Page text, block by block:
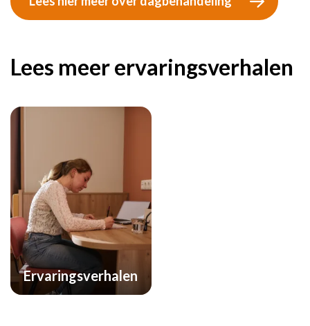
Lees meer ervaringsverhalen
Ervaringsverhalen